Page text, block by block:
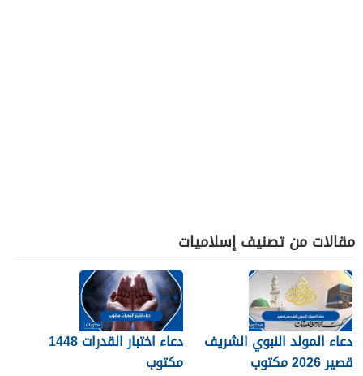
مقالات من تصنيف إسلاميات
دعاء المولد النبوي الشريف
قصير 2026 مكتوب
دعاء اختبار القدرات 1448
مكتوب